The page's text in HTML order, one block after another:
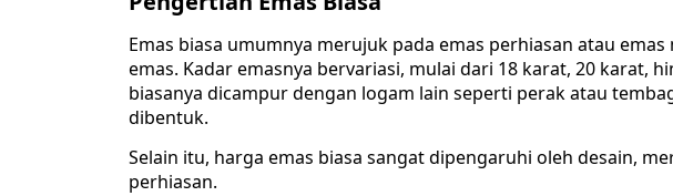
Emas biasa umumnya merujuk pada emas perhiasan atau
emas. Kadar emasnya bervariasi, mulai dari 18 karat, 20 karat,
biasanya dicampur dengan logam lain seperti perak atau
dibentuk.
Selain itu, harga emas biasa sangat dipengaruhi oleh desain,
perhiasan.